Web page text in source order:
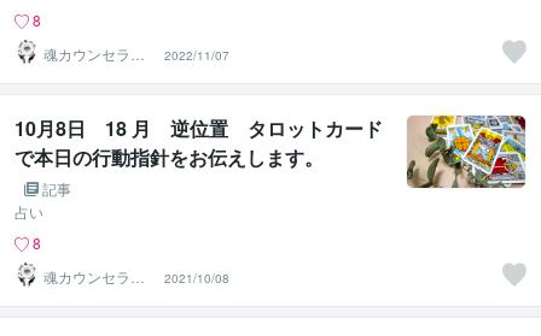
8
魂カウンセラー
✨ あきほ（aki
ho）
2022/11/07
10月8日 18 月 逆位置 タロットカード
で本日の行動指針をお伝えします。
記事
占い
8
魂カウンセラー
✨ あきほ（aki
ho）
2021/10/08